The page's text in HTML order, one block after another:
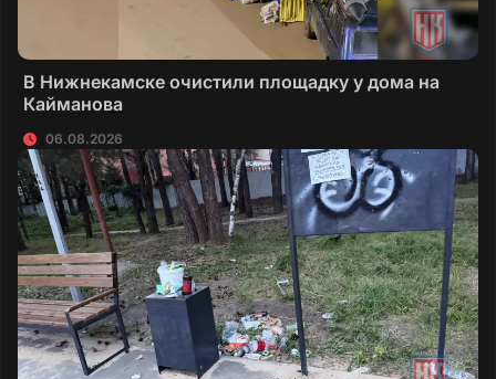
В Нижнекамске очистили площадку у дома на
Кайманова
06.08.2026